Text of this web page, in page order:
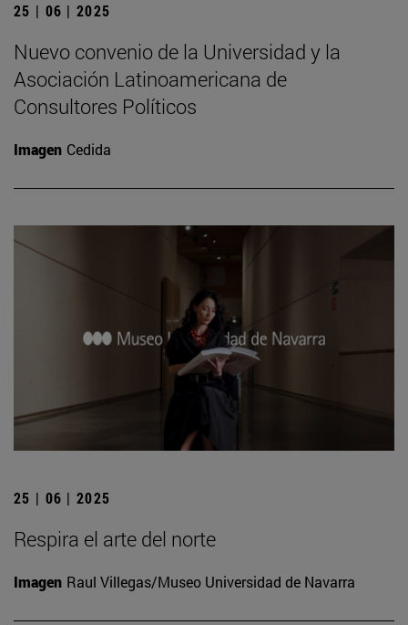
25 | 06 | 2025
Nuevo convenio de la Universidad y la
Asociación Latinoamericana de
Consultores Políticos
Imagen Cedida
25 | 06 | 2025
Respira el arte del norte
Imagen Raul Villegas/Museo Universidad de Navarra